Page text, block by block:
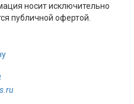
носит исключительно
публичной офертой.